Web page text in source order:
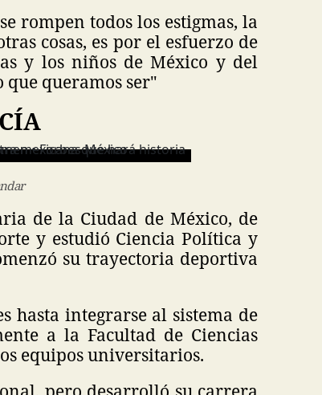
rompen todos los estigmas, la
cosas, es por el esfuerzo de
y los niños de México y del
que queramos ser"
de la Ciudad de México, de
y estudió Ciencia Política y
su trayectoria deportiva
hasta integrarse al sistema de
a la Facultad de Ciencias
equipos universitarios.